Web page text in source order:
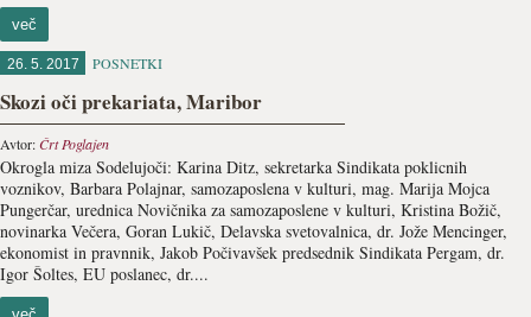
več
26. 5. 2017 POSNETKI
Skozi oči prekariata, Maribor
Avtor:Črt Poglajen
Okrogla miza Sodelujoči: Karina Ditz, sekretarka Sindikata poklicnih
voznikov, Barbara Polajnar, samozaposlena v kulturi, mag. Marija Mojca
Pungerčar, urednica Novičnika za samozaposlene v kulturi, Kristina Božič,
novinarka Večera, Goran Lukič, Delavska svetovalnica, dr. Jože Mencinger,
ekonomist in pravnnik, Jakob Počivavšek predsednik Sindikata Pergam, dr.
Igor Šoltes, EU poslanec, dr....